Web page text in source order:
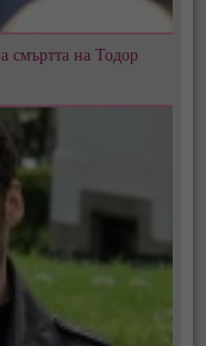
смъртта на Тодор